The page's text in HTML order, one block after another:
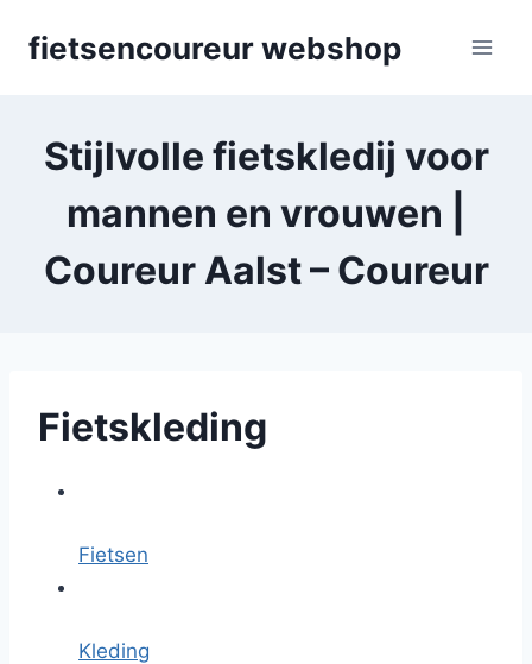
fietsencoureur webshop
Stijlvolle fietskledij voor
mannen en vrouwen |
Coureur Aalst – Coureur
Fietskleding
Fietsen
Kleding